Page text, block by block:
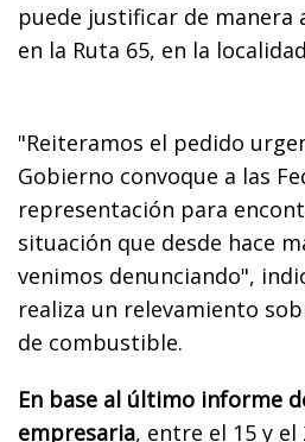
puede justificar de manera
en la Ruta 65, en la
"Reiteramos el pedido
Gobierno convoque a las
representación para
situación que desde hace
venimos denunciando",
realiza un relevamiento
de combustible.
En base al último informe
empresaria, entre el 15 y